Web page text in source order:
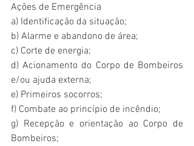
Ações de Emergência
a) Identificação da situação;
b) Alarme e abandono de área;
c) Corte de energia;
d) Acionamento do Corpo de Bombeiros
e/ou ajuda externa;
e) Primeiros socorros;
f) Combate ao princípio de incêndio;
g) Recepção e orientação ao Corpo de
Bombeiros;